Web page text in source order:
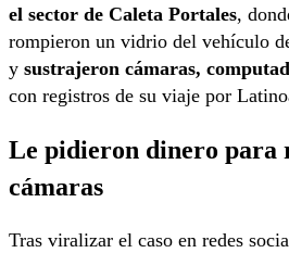
el sector de Caleta Portales,
rompieron un vidrio del vehículo
y sustrajeron cámaras,
con registros de su viaje por
Le pidieron dinero para
cámaras
Tras viralizar el caso en redes